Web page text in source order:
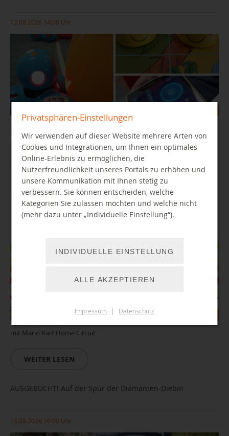
12.08.2026 14:00 Uhr
Lernroboter Bee-Bot, Dash und Ozobot spielerisch programmieren
und steuern.
WEITER LESEN
Let's play – Kids' Edition: Auf die Plätze... fertig... los!
mit Mario Kart Home Circuit
WEITER LESEN
AUSGEBUCHT! Auf der Spur der Diamanten-Diebin
14.08.2026 16:00 Uhr
Privatsphären-Einstellungen
Wir verwenden auf dieser Website mehrere Arten von
Cookies und Integrationen, um Ihnen ein optimales
Online-Erlebnis zu ermöglichen, die
Nutzerfreundlichkeit unseres Portals zu erhöhen und
unsere Kommunikation mit Ihnen stetig zu
verbessern. Sie können entscheiden, welche
Kategorien Sie zulassen möchten und welche nicht
(mehr dazu unter „Individuelle Einstellung“).
INDIVIDUELLE EINSTELLUNG
ALLE AKZEPTIEREN
Impressum | Datenschutz